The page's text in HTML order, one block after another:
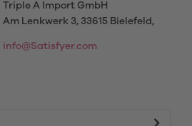
Triple A Import GmbH
Am Lenkwerk 3, 33615 Bielefeld,
info@Satisfyer.com